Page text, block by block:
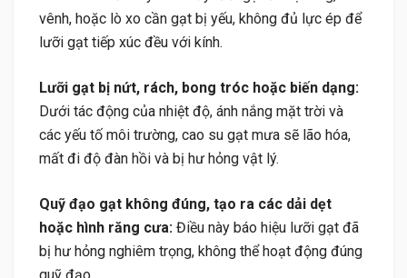
vênh, hoặc lò xo cần gạt bị yếu, không đủ lực ép để
lưỡi gạt tiếp xúc đều với kính.
Lưỡi gạt bị nứt, rách, bong tróc hoặc biến dạng:
Dưới tác động của nhiệt độ, ánh nắng mặt trời và
các yếu tố môi trường, cao su gạt mưa sẽ lão hóa,
mất đi độ đàn hồi và bị hư hỏng vật lý.
Quỹ đạo gạt không đúng, tạo ra các dải dẹt
hoặc hình răng cưa: Điều này báo hiệu lưỡi gạt đã
bị hư hỏng nghiêm trọng, không thể hoạt động đúng